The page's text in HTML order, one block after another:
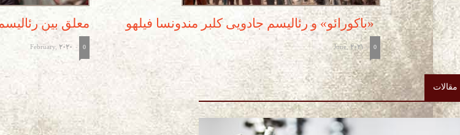
«باکورائو» و رئالیسم جادویی کلبر مندونسا فیلهو
-
June, 2021 0
معلق بین
-
February, 2020 0
مقالات